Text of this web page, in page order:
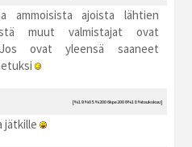
ammoisista ajoista lähtien
muut valmistajat ovat
ovat yleensä saaneet
[%19.%05.%2006 kpe2006 %18:%toukokuu]
jätkille